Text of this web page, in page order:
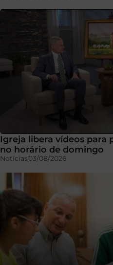
Igreja libera vídeos para
no horário de domingo
Notícias03/08/2026